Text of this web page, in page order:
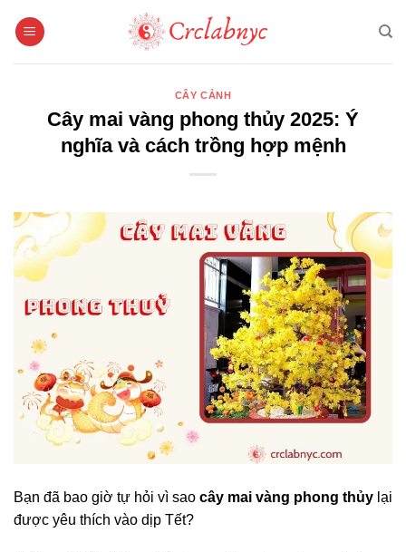
qua
CÂY CẢNH
Cây mai vàng phong thủy 2025: Ý
nghĩa và cách trồng hợp mệnh
Bạn đã bao giờ tự hỏi vì sao cây mai vàng phong thủy lại
được yêu thích vào dịp Tết?